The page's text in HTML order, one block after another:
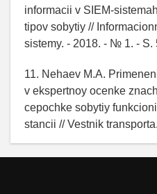
informacii v SIEM-
tipov sobytiy //
sistemy. - 2018. - № 1. - S.
11. Nehaev M.A.
v ekspertnoy ocenke
cepochke sobytiy
stancii // Vestnik